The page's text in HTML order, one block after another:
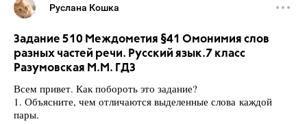
Руслана Кошка
Задание 510 Междометия §41 Омонимия слов
разных частей речи. Русский язык.7 класс
Разумовская М.М. ГДЗ
Всем привет. Как побороть это задание?
1. Объясните, чем отличаются выделенные слова каждой
пары.